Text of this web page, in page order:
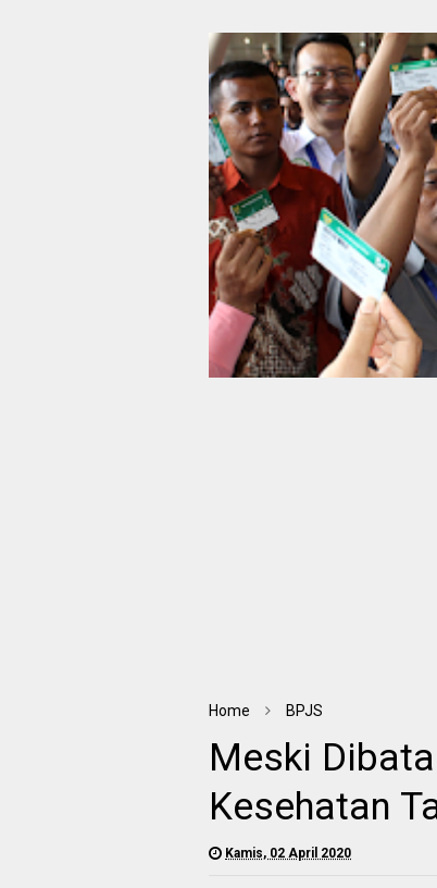
Home BPJS
Meski
Kesehatan
Kamis, 02 April 2020